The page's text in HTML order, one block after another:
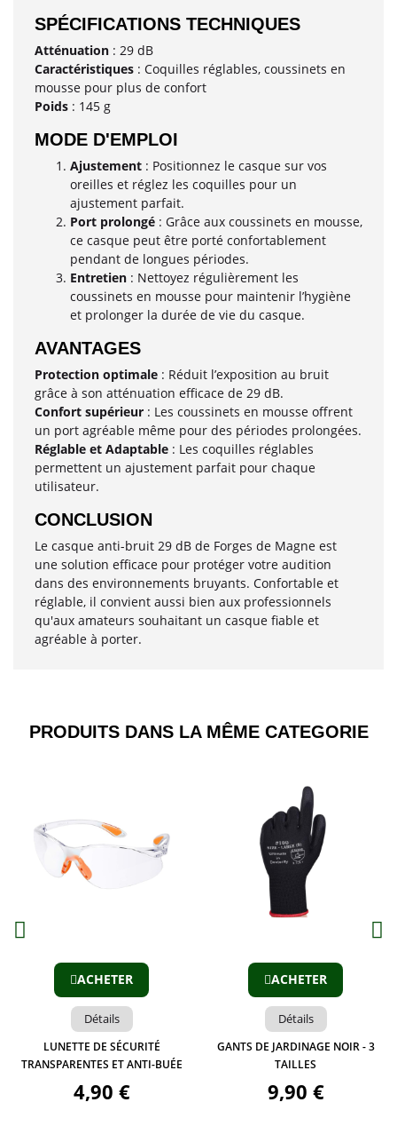
SPÉCIFICATIONS TECHNIQUES
Atténuation : 29 dB
Caractéristiques : Coquilles réglables, coussinets en
mousse pour plus de confort
Poids : 145 g
MODE D'EMPLOI
Ajustement : Positionnez le casque sur vos
oreilles et réglez les coquilles pour un
ajustement parfait.
Port prolongé : Grâce aux coussinets en mousse,
ce casque peut être porté confortablement
pendant de longues périodes.
Entretien : Nettoyez régulièrement les
coussinets en mousse pour maintenir l’hygiène
et prolonger la durée de vie du casque.
AVANTAGES
Protection optimale : Réduit l’exposition au bruit
grâce à son atténuation efficace de 29 dB.
Confort supérieur : Les coussinets en mousse offrent
un port agréable même pour des périodes prolongées.
Réglable et Adaptable : Les coquilles réglables
permettent un ajustement parfait pour chaque
utilisateur.
CONCLUSION
Le casque anti-bruit 29 dB de Forges de Magne est
une solution efficace pour protéger votre audition
dans des environnements bruyants. Confortable et
réglable, il convient aussi bien aux professionnels
qu'aux amateurs souhaitant un casque fiable et
agréable à porter.
PRODUITS DANS LA MÊME CATEGORIE​
ACHETER
Détails
LUNETTE DE SÉCURITÉ
TRANSPARENTES ET ANTI-BUÉE
4,90 €
Aperçu
ACHETER
Détails
GANTS DE JARDINAGE NOIR - 3
TAILLES
9,90 €